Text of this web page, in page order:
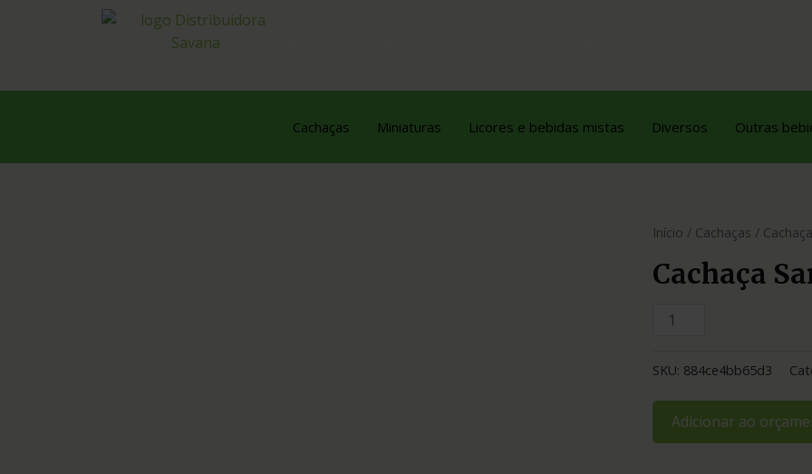
Cachaças Miniaturas Licores e bebidas mistas Diversos Outras
Início / Cachaças /
Cachaça
SKU: 884ce4bb65d3
Adicionar ao